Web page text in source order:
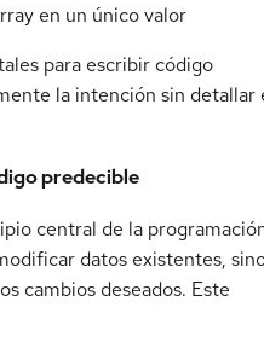
en un único valor
para escribir código
la intención sin detallar
predecible
central de la
datos existentes,
cambios deseados. Este